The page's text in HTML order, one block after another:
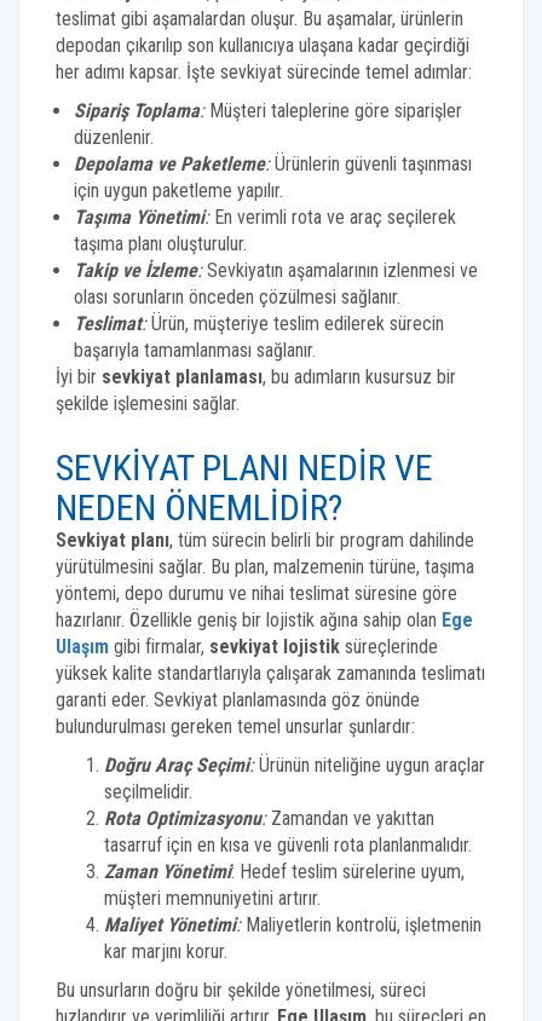
teslimat gibi aşamalardan oluşur. Bu aşamalar, ürünlerin
depodan çıkarılıp son kullanıcıya ulaşana kadar geçirdiği
her adımı kapsar. İşte sevkiyat sürecinde temel adımlar:
Sipariş Toplama: Müşteri taleplerine göre siparişler
düzenlenir.
Depolama ve Paketleme:Ürünlerin güvenli taşınması
için uygun paketleme yapılır.
Taşıma Yönetimi:En verimli rota ve araç seçilerek
taşıma planı oluşturulur.
Takip ve İzleme:Sevkiyatın aşamalarının izlenmesi ve
olası sorunların önceden çözülmesi sağlanır.
Teslimat:Ürün, müşteriye teslim edilerek sürecin
başarıyla tamamlanması sağlanır.
İyi bir sevkiyat planlaması, bu adımların kusursuz bir
şekilde işlemesini sağlar.
SEVKIYAT PLANI NEDIR VE
NEDEN ÖNEMLIDIR?
Sevkiyat planı, tüm sürecin belirli bir program dahilinde
yürütülmesini sağlar. Bu plan, malzemenin türüne, taşıma
yöntemi, depo durumu ve nihai teslimat süresine göre
hazırlanır. Özellikle geniş bir lojistik ağına sahip olan Ege
Ulaşım gibi firmalar, sevkiyat lojistik süreçlerinde
yüksek kalite standartlarıyla çalışarak zamanında teslimatı
garanti eder. Sevkiyat planlamasında göz önünde
bulundurulması gereken temel unsurlar şunlardır:
Doğru Araç Seçimi:Ürünün niteliğine uygun araçlar
seçilmelidir.
Rota Optimizasyonu:Zamandan ve yakıttan
tasarruf için en kısa ve güvenli rota planlanmalıdır.
Zaman Yönetimi: Hedef teslim sürelerine uyum,
müşteri memnuniyetini artırır.
Maliyet Yönetimi:Maliyetlerin kontrolü, işletmenin
kar marjını korur.
Bu unsurların doğru bir şekilde yönetilmesi, süreci